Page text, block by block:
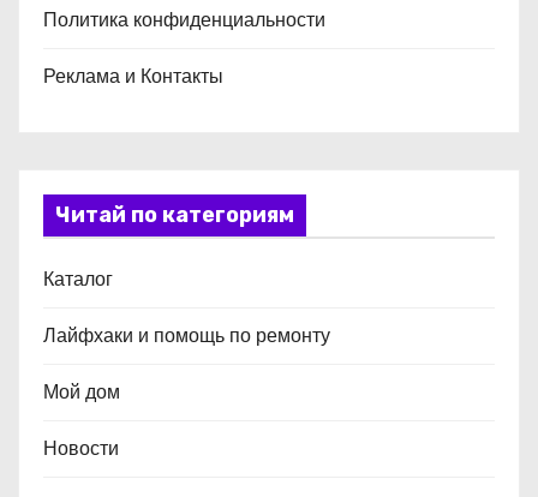
Политика конфиденциальности
Реклама и Контакты
Читай по категориям
Каталог
Лайфхаки и помощь по ремонту
Мой дом
Новости